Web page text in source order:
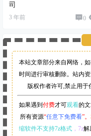
司
3 年前 0
本站文章部分来自网络，
时间进行审核删除。站内
版权作者许可,禁止用于
如果遇到付费才可观看的
所有资源“任意下免费看”。
缩软件不支持7z格式，7z解